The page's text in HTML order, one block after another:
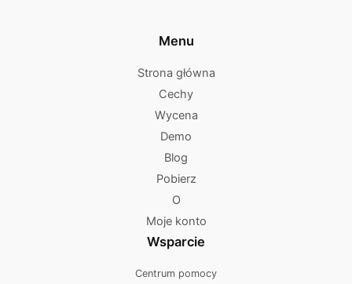
Menu
Strona główna
Cechy
Wycena
Demo
Blog
Pobierz
O
Moje konto
Wsparcie
Centrum pomocy